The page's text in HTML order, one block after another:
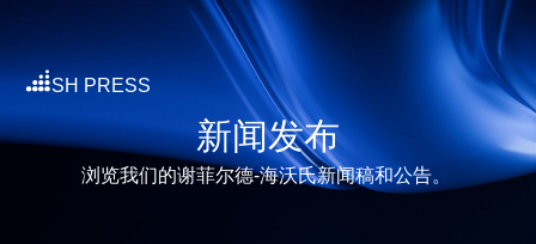
SH PRESS
新闻发布
浏览我们的谢菲尔德-海沃氏新闻稿和公告。